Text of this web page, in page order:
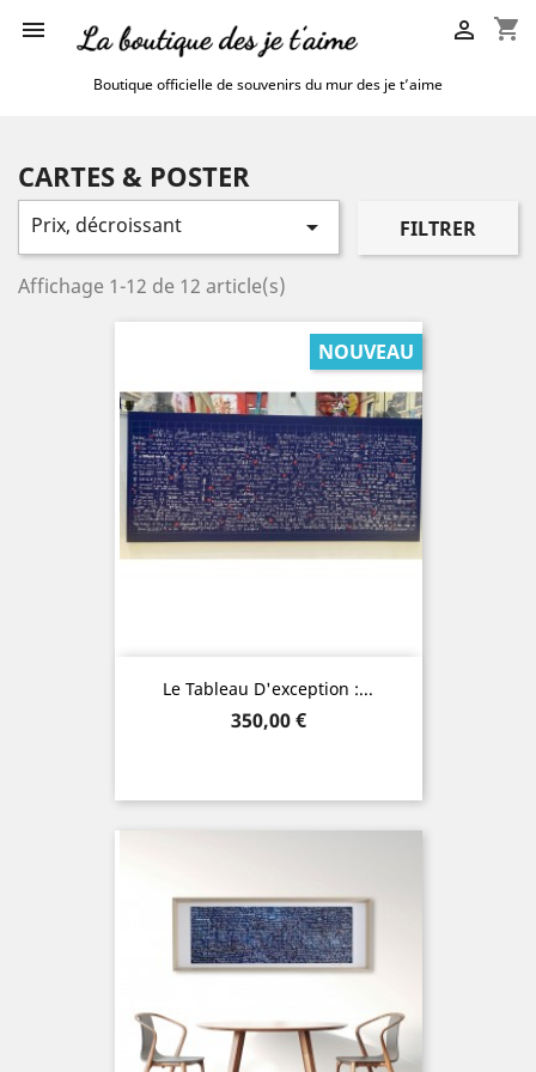
 shopping_cart

Boutique officielle de souvenirs du mur des je t’aime
CARTES & POSTER
Prix, décroissant  FILTRER
Affichage 1-12 de 12 article(s)
Le Tableau D'exception :...
Prix
350,00 €
NOUVEAU